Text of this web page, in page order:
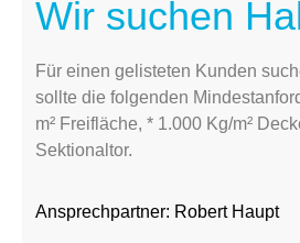
Wir suchen
Für einen gelisteten Kunden
sollte die folgenden
m² Freifläche, * 1.000 Kg/m²
Sektionaltor.
Ansprechpartner: Robert Haupt